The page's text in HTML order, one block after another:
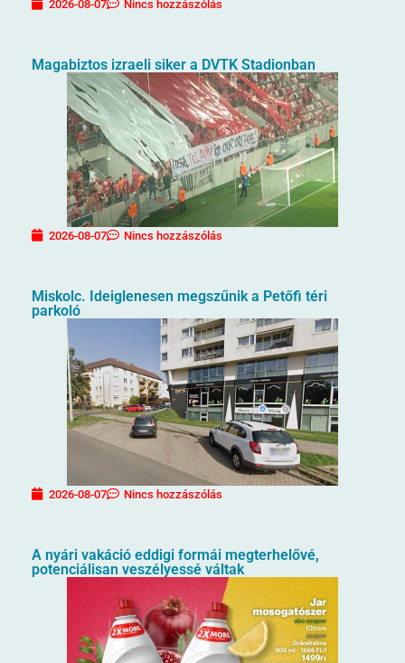
2026-08-07 Nincs hozzászólás
Magabiztos izraeli siker a DVTK Stadionban
2026-08-07 Nincs hozzászólás
Miskolc. Ideiglenesen megszűnik a Petőfi téri
parkoló
2026-08-07 Nincs hozzászólás
A nyári vakáció eddigi formái megterhelővé,
potenciálisan veszélyessé váltak